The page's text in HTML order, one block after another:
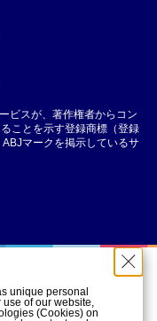
ビスが、著作権者からコン
ことを示す登録商標（登録
マークを掲示しているサ
unique personal
of our website,
(Cookies) on